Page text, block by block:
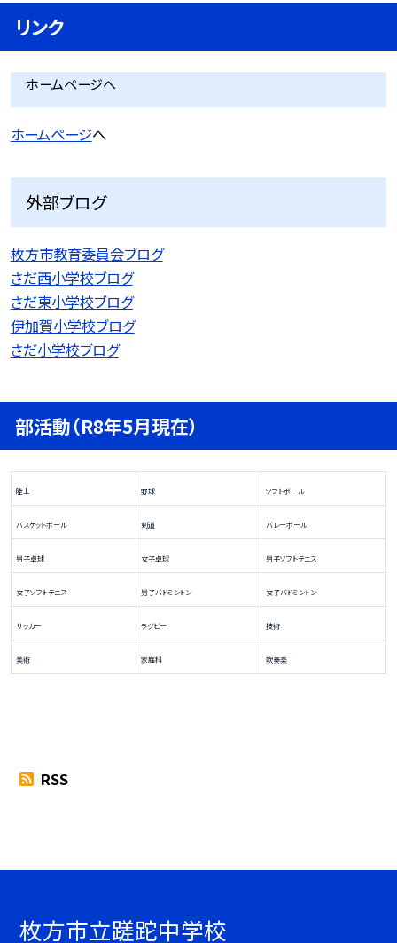
リンク
ホームページへ
ホームページへ
外部ブログ
枚方市教育委員会ブログ
さだ西小学校ブログ
さだ東小学校ブログ
伊加賀小学校ブログ
さだ小学校ブログ
部活動（R8年5月現在）
陸上 野球 ソフトボール
バスケットボール 剣道 バレーボール
男子卓球 女子卓球 男子ソフトテニス
女子ソフトテニス 男子バドミントン 女子バドミントン
サッカー ラグビー 技術
美術 家庭科 吹奏楽
RSS
枚方市立蹉跎中学校